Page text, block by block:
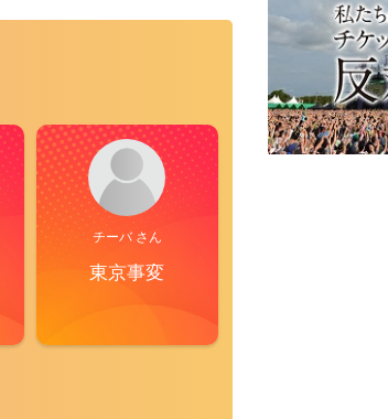
チーバ さん
東京事変